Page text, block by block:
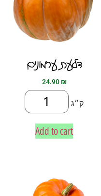
דלעת ערמונים
24.90₪
ק״ג
Add to cart